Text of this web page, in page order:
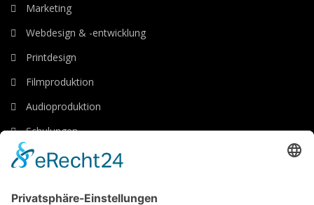
Marketing
Webdesign & -entwicklung
Printdesign
Filmproduktion
Audioproduktion
Schulungen
Luftaufnahmen